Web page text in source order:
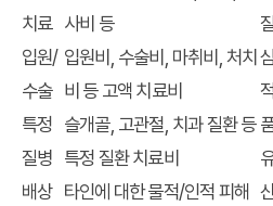
치료 사비 등
입원/
수술
입원비, 수술비, 마취비, 처치
비 등 고액 치료비
특정
질병
슬개골, 고관절, 치과 질환 등
특정 질환 치료비
배상 타인에 대한 물적/인적 피해